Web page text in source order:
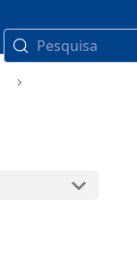
Pesquisa